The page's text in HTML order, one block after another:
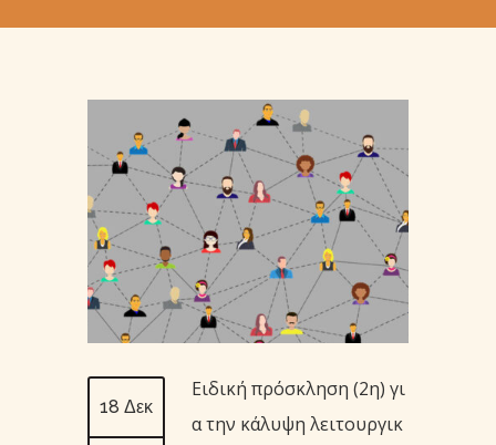
18 Δεκ
Ειδική πρόσκληση (2η) γι
α την κάλυψη λειτουργικ